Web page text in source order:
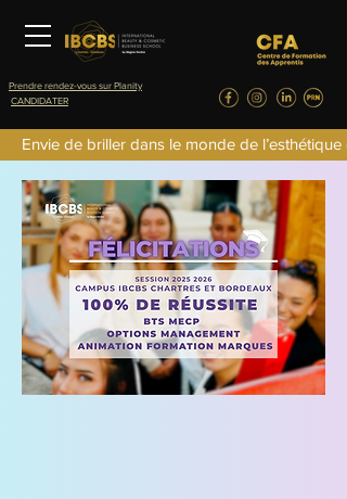
CANDIDATER
Prendre rendez-vous sur Planity
Envie de briller dans le monde de